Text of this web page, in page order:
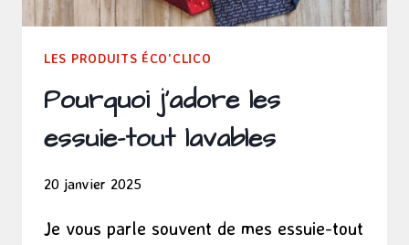
LES PRODUITS ÉCO'CLICO
Pourquoi j’adore les
essuie-tout lavables
20 janvier 2025
Je vous parle souvent de mes essuie-tout